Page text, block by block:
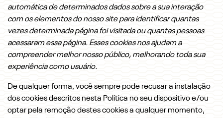
automática de determinados dados sobre a sua interação
com os elementos do nosso site para identificar quantas
vezes determinada página foi visitada ou quantas pessoas
acessaram essa página. Esses cookies nos ajudam a
compreender melhor nosso público, melhorando toda sua
experiência como usuário.
De qualquer forma, você sempre pode recusar a instalação
dos cookies descritos nesta Política no seu dispositivo e/ou
optar pela remoção destes cookies a qualquer momento,